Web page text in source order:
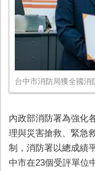
台中市消防局獲全國消
內政部消防署為強化
理與災害搶救、緊急
制，消防署以總成績
中市在23個受評單位